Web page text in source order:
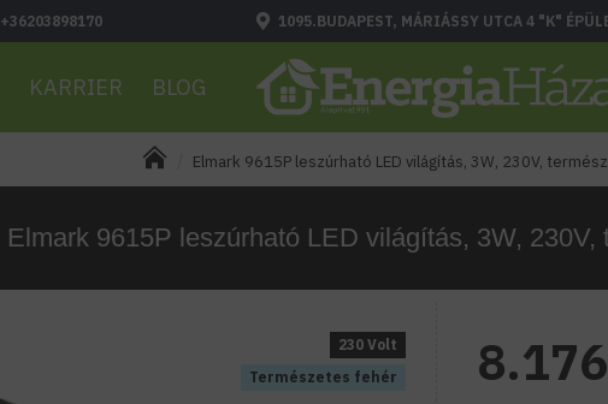
+36203898170 1095.BUDAPEST, MÁRIÁSSY UTCA 4 "K"
KARRIER BLOG
Elmark 9615P leszúrható LED világítás, 3W, 230V,
Elmark 9615P leszúrható LED világítás, 3W, 230V,
Természetes fehér
230 Volt